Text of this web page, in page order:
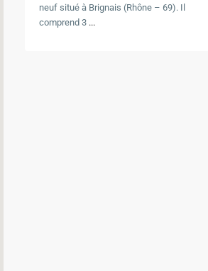
neuf situé à Brignais (Rhône – 69). Il
comprend 3 ...